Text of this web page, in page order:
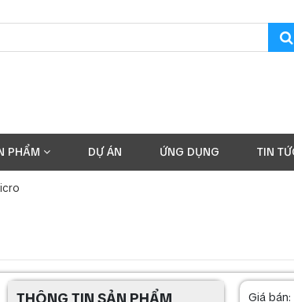
PHẨM DỰ ÁN ỨNG DỤNG TIN
Giá bán: